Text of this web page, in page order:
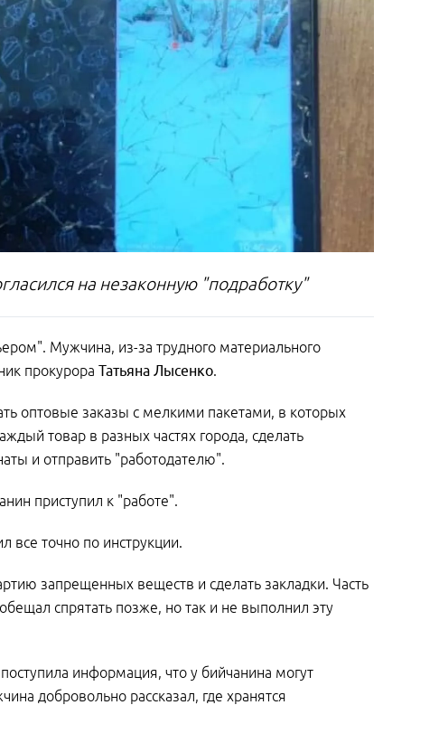
на незаконную "подработку"
Мужчина, из-за трудного материального
прокурора Татьяна Лысенко.
оптовые заказы с мелкими пакетами, в которых
товар в разных частях города, сделать
и отправить "работодателю".
приступил к "работе".
точно по инструкции.
запрещенных веществ и сделать закладки. Часть
спрятать позже, но так и не выполнил эту
информация, что у бийчанина могут
добровольно рассказал, где хранятся